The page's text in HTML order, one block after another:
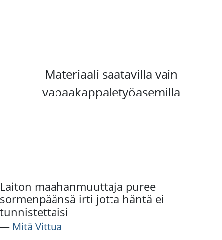
Materiaali saatavilla vain
vapaakappaletyöasemilla
Laiton maahanmuuttaja puree
sormenpäänsä irti jotta häntä ei
tunnistettaisi
― Mitä Vittua